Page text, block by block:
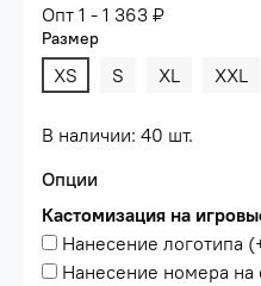
Опт 1 - 1 363 ₽
Размер
XS S XL XXL
В наличии: 40 шт.
Опции
Кастомизация на
Нанесение логотипа
Нанесение номера на